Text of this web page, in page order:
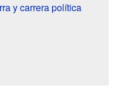
y carrera política